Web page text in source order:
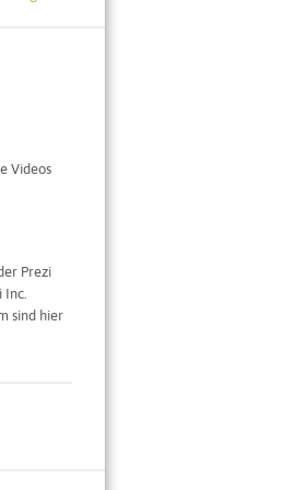
Videos
Prezi
Inc.
sind hier